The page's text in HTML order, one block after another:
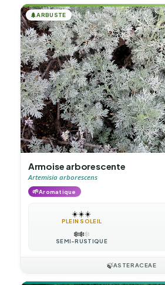
🌲ARBUSTE
Armoise arborescente
Artemisia arborescens
🌱Aromatique
☀️☀️☀️
PLEIN SOLEIL
❄️❄️❄️
SEMI-RUSTIQUE
🍃ASTERACEAE